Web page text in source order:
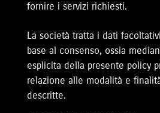
fornire i servizi richiesti.
La società tratta i dati
base al consenso, ossia
esplicita della presente policy
relazione alle modalità e
descritte.